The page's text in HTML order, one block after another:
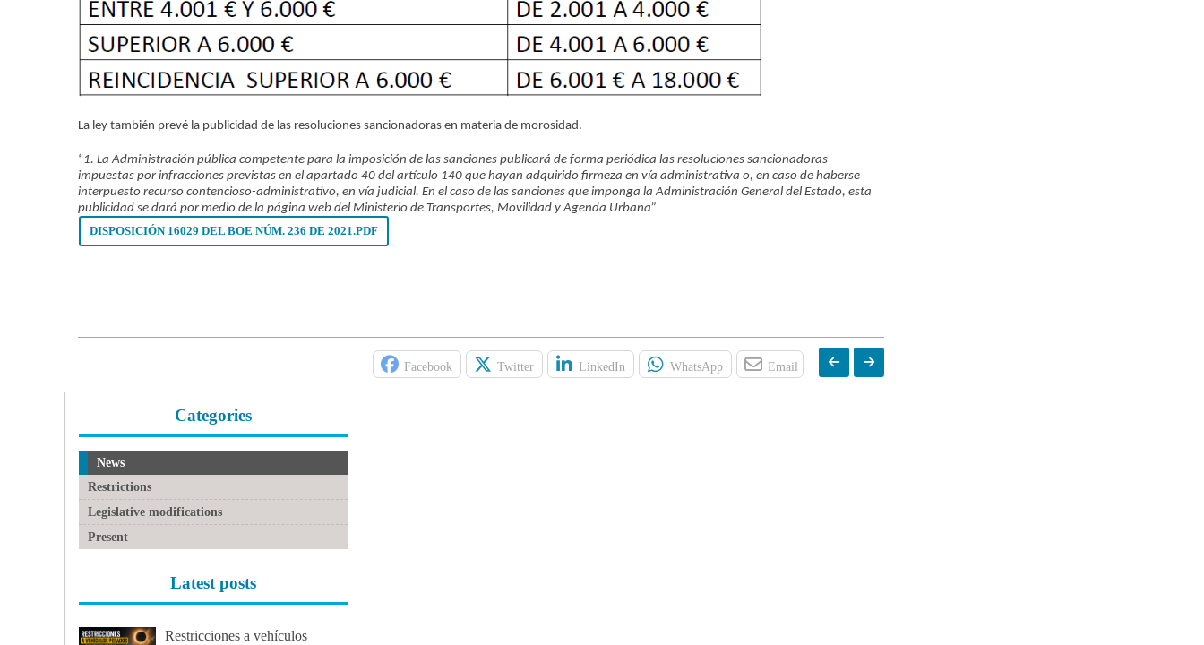
La ley también prevé la publicidad de las resoluciones sancionadoras en materia de morosidad.
“1. La Administración pública competente para la imposición de las sanciones publicará de forma periódica las resoluciones sancionadoras
impuestas por infracciones previstas en el apartado 40 del artículo 140 que hayan adquirido firmeza en vía administrativa o, en caso de haberse
interpuesto recurso contencioso-administrativo, en vía judicial. En el caso de las sanciones que imponga la Administración General del Estado, esta
publicidad se dará por medio de la página web del Ministerio de Transportes, Movilidad y Agenda Urbana”
DISPOSICIÓN 16029 DEL BOE NÚM. 236 DE 2021.PDF
Facebook Twitter LinkedIn WhatsApp Email
Categories
News
Restrictions
Legislative modifications
Present
Latest posts
Restricciones a vehículos